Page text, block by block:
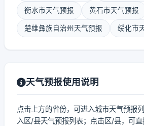
衡水市天气预报 黄石市天气预报
楚雄彝族自治州天气预报 绥化市
天气预报使用说明
点击上方的省份，可进入城市天气预报
入区/县天气预报列表；点击区/县，可